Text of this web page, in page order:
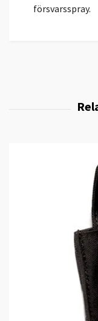
försvarsspray.